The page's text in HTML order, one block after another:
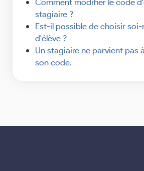
stagiaire ?
Est-il possible de choisir
d'élève ?
Un stagiaire ne parvient pas
son code.